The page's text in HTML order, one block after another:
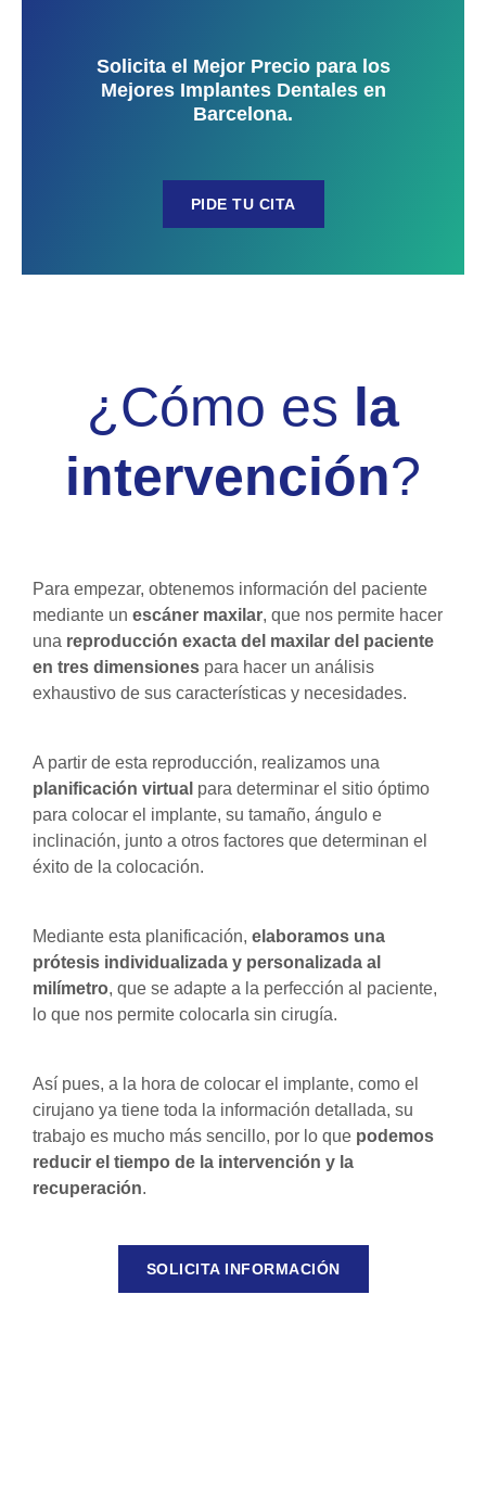
Solicita el Mejor Precio para los
Mejores Implantes Dentales en
Barcelona.
PIDE TU CITA
¿Cómo es la
intervención?
Para empezar, obtenemos información del paciente
mediante un escáner maxilar, que nos permite hacer
una reproducción exacta del maxilar del paciente
en tres dimensiones para hacer un análisis
exhaustivo de sus características y necesidades.
A partir de esta reproducción, realizamos una
planificación virtual para determinar el sitio óptimo
para colocar el implante, su tamaño, ángulo e
inclinación, junto a otros factores que determinan el
éxito de la colocación.
Mediante esta planificación, elaboramos una
prótesis individualizada y personalizada al
milímetro, que se adapte a la perfección al paciente,
lo que nos permite colocarla sin cirugía.
Así pues, a la hora de colocar el implante, como el
cirujano ya tiene toda la información detallada, su
trabajo es mucho más sencillo, por lo que podemos
reducir el tiempo de la intervención y la
recuperación.
SOLICITA INFORMACIÓN